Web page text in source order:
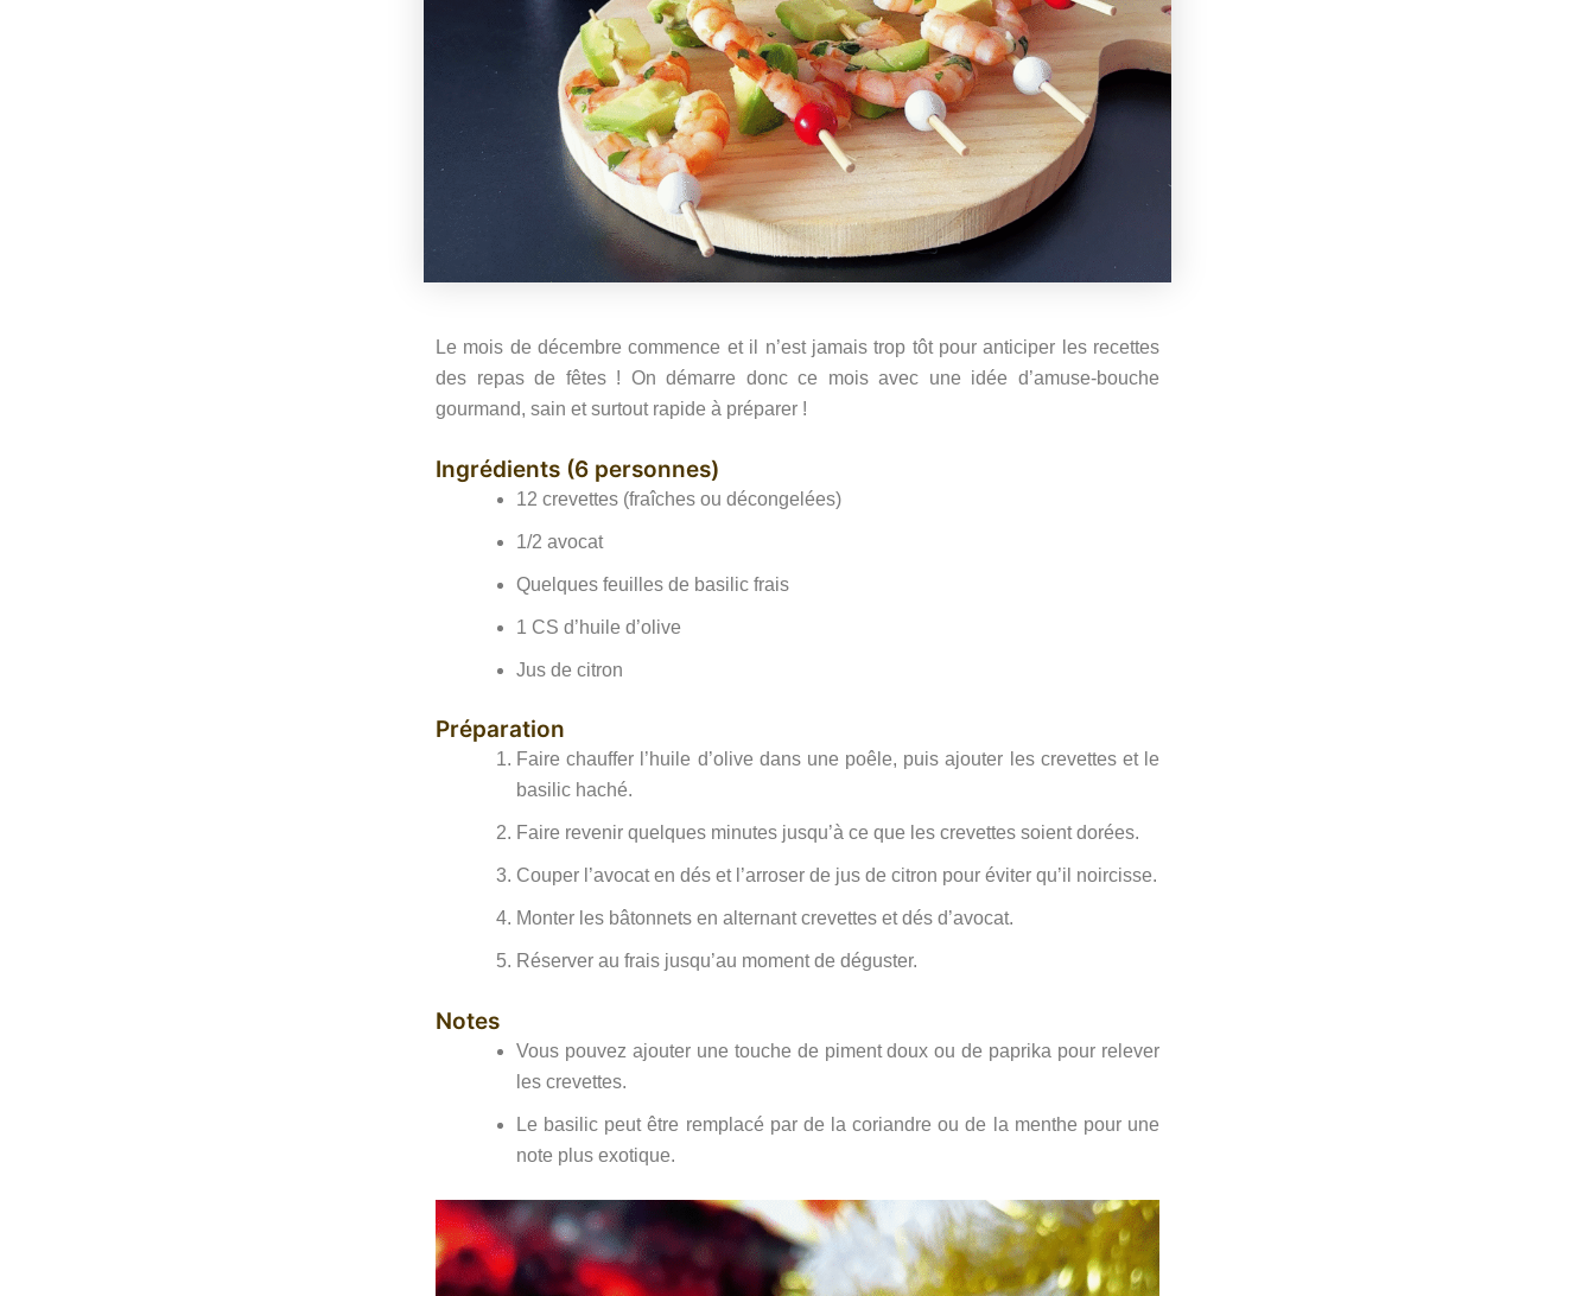
Le mois de décembre commence et il n’est jamais trop tôt pour anticiper les recettes
des repas de fêtes ! On démarre donc ce mois avec une idée d’amuse-bouche
gourmand, sain et surtout rapide à préparer !
Ingrédients (6 personnes)
12 crevettes (fraîches ou décongelées)
1/2 avocat
Quelques feuilles de basilic frais
1 CS d’huile d’olive
Jus de citron
Préparation
Faire chauffer l’huile d’olive dans une poêle, puis ajouter les crevettes et le
basilic haché.
Faire revenir quelques minutes jusqu’à ce que les crevettes soient dorées.
Couper l’avocat en dés et l’arroser de jus de citron pour éviter qu’il noircisse.
Monter les bâtonnets en alternant crevettes et dés d’avocat.
Réserver au frais jusqu’au moment de déguster.
Notes
Vous pouvez ajouter une touche de piment doux ou de paprika pour relever
les crevettes.
Le basilic peut être remplacé par de la coriandre ou de la menthe pour une
note plus exotique.